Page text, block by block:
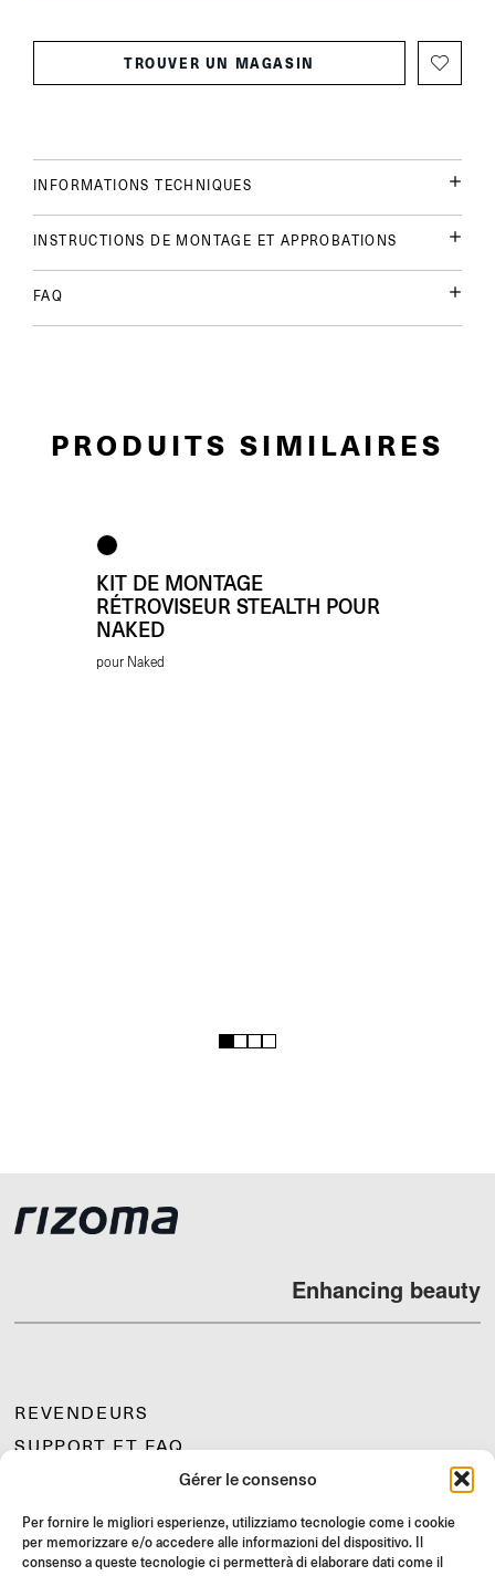
Gérer le consenso
Per fornire le migliori esperienze, utilizziamo tecnologie come i cookie
per memorizzare e/o accedere alle informazioni del dispositivo. Il
consenso a queste tecnologie ci permetterà di elaborare dati come il
TROUVER UN MAGASIN
INFORMATIONS TECHNIQUES
INSTRUCTIONS DE MONTAGE ET APPROBATIONS
FAQ
PRODUITS SIMILAIRES
KIT DE MONTAGE
RÉTROVISEUR STEALTH POUR
NAKED
pour Naked
1 2 3 4
Enhancing beauty
REVENDEURS
SUPPORT ET FAQ
INSTRUCTIONS DE MONTAGE
GIFT CARD